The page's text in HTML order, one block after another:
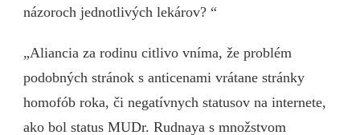
názoroch jednotlivých lekárov? “
„Aliancia za rodinu citlivo vníma, že problém
podobných stránok s anticenami vrátane stránky
homofób roka, či negatívnych statusov na internete,
ako bol status MUDr. Rudnaya s množstvom